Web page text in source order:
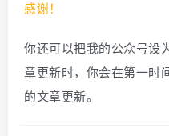
感谢！
你还可以把我的公众号设
章更新时，你会在第一时
的文章更新。